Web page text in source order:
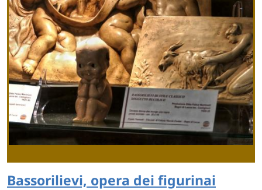
Bassorilievi, opera dei figurinai